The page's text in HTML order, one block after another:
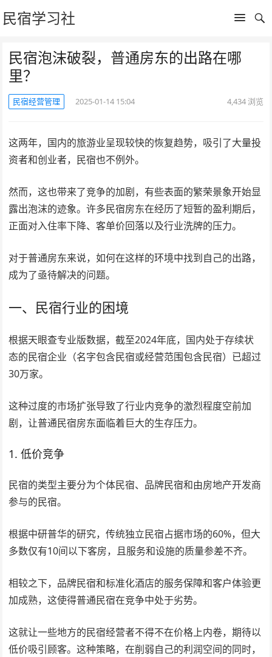
民宿学习社
民宿泡沫破裂，普通房东的出路在哪
里？
民宿经营管理 2025-01-14 15:04 4,434浏览
这两年，国内的旅游业呈现较快的恢复趋势，吸引了大量投
资者和创业者，民宿也不例外。
然而，这也带来了竞争的加剧，有些表面的繁荣景象开始显
露出泡沫的迹象。许多民宿房东在经历了短暂的盈利期后，
正面对入住率下降、客单价回落以及行业洗牌的压力。
对于普通房东来说，如何在这样的环境中找到自己的出路，
成为了亟待解决的问题。
一、民宿行业的困境
根据天眼查专业版数据，截至2024年底，国内处于存续状
态的民宿企业（名字包含民宿或经营范围包含民宿）已超过
30万家。
这种过度的市场扩张导致了行业内竞争的激烈程度空前加
剧，让普通民宿房东面临着巨大的生存压力。
1. 低价竞争
民宿的类型主要分为个体民宿、品牌民宿和由房地产开发商
参与的民宿。
根据中研普华的研究，传统独立民宿占据市场的60%，但大
多数仅有10间以下客房，且服务和设施的质量参差不齐。
相较之下，品牌民宿和标准化酒店的服务保障和客户体验更
加成熟，这使得普通民宿在竞争中处于劣势。
这就让一些地方的民宿经营者不得不在价格上内卷，期待以
低价吸引顾客。这种策略，在削弱自己的利润空间的同时，